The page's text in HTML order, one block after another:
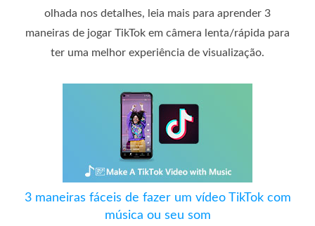
olhada nos detalhes, leia mais para aprender 3
maneiras de jogar TikTok em câmera lenta/rápida para
ter uma melhor experiência de visualização.
3 maneiras fáceis de fazer um vídeo TikTok com
música ou seu som